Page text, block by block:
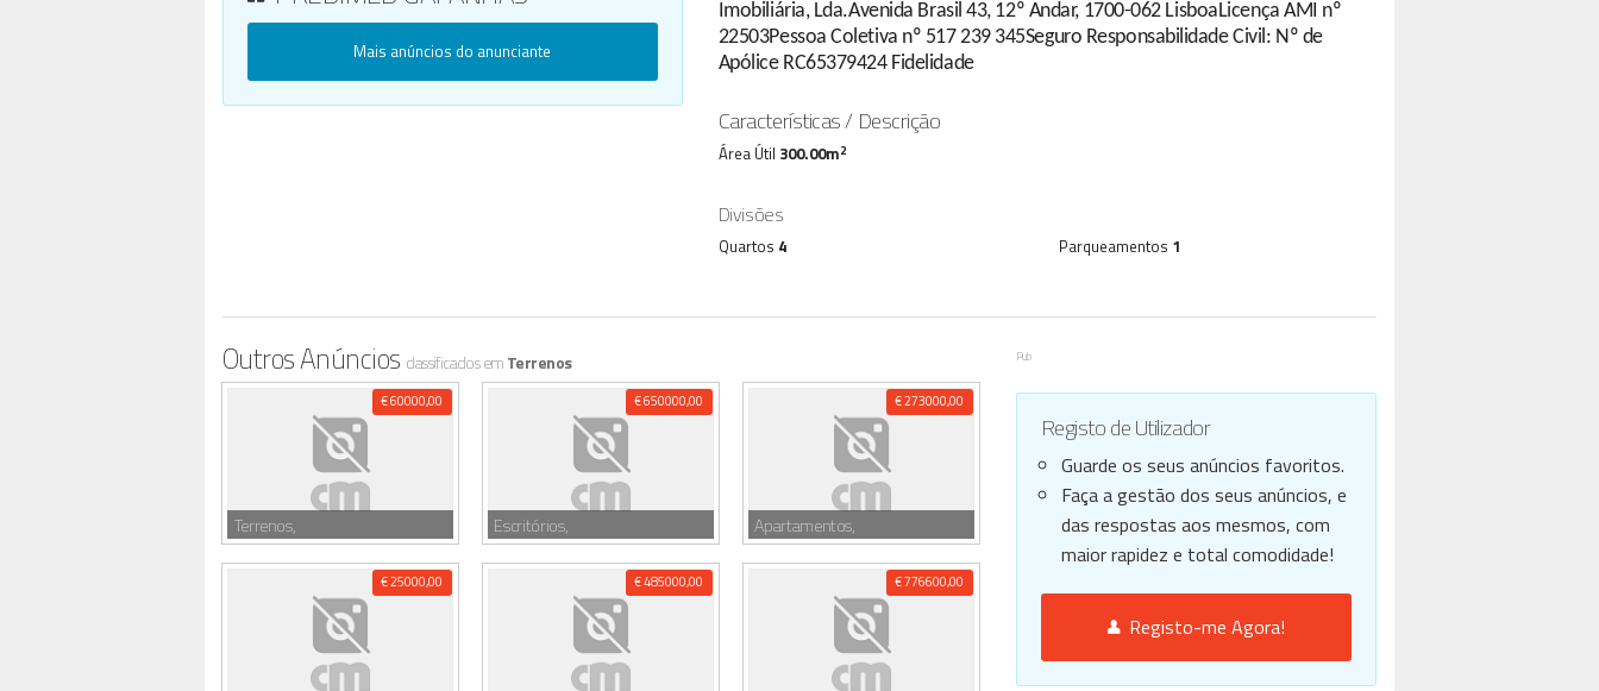
Imobiliária, Lda.Avenida Brasil 43, 12º Andar, 1700-062 LisboaLicença AMI nº
22503Pessoa Coletiva nº 517 239 345Seguro Responsabilidade Civil: Nº de
Apólice RC65379424 Fidelidade
Características / Descrição
Área Útil 300.00m2
Divisões
Quartos 4 Parqueamentos 1
Mais anúncios do anunciante
Outros Anúncios classificados emTerrenos
€ 60000,00
Terrenos,
€ 650000,00
Escritórios,
€ 273000,00
Apartamentos,
€ 25000,00 € 485000,00 € 776600,00
Pub
Registo de Utilizador
Guarde os seus anúncios favoritos.
Faça a gestão dos seus anúncios, e
das respostas aos mesmos, com
maior rapidez e total comodidade!
Registo-me Agora!